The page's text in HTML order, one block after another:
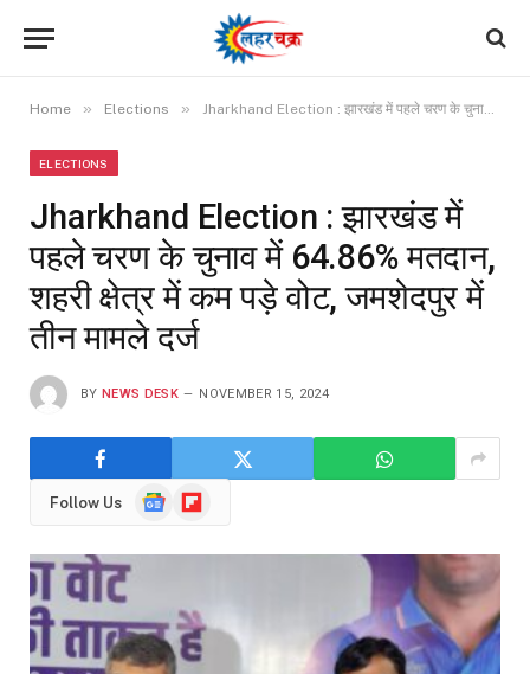
Home » Elections » Jharkhand Election : झारखंड में पहले चरण के चुनाव में 64.86% मतदान, शहरी क्षेत्र में कम पड़े वोट, जमशेदपुर में तीन मामले दर्ज
ELECTIONS
Jharkhand Election : झारखंड में
पहले चरण के चुनाव में 64.86% मतदान,
शहरी क्षेत्र में कम पड़े वोट, जमशेदपुर में
तीन मामले दर्ज
BY NEWS DESK NOVEMBER 15, 2024
Follow Us
GoogleFlipboard